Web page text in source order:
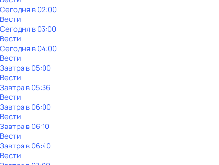
Сегодня в 02:00
Вести
Сегодня в 03:00
Вести
Сегодня в 04:00
Вести
Завтра в 05:00
Вести
Завтра в 05:36
Вести
Завтра в 06:00
Вести
Завтра в 06:10
Вести
Завтра в 06:40
Вести